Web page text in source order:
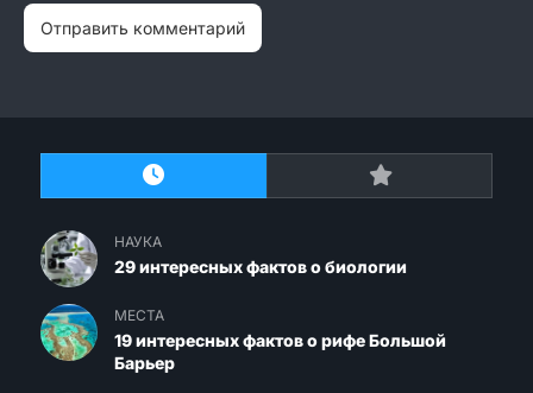
НАУКА
29 интересных фактов о биологии
МЕСТА
19 интересных фактов о рифе Большой
Барьер